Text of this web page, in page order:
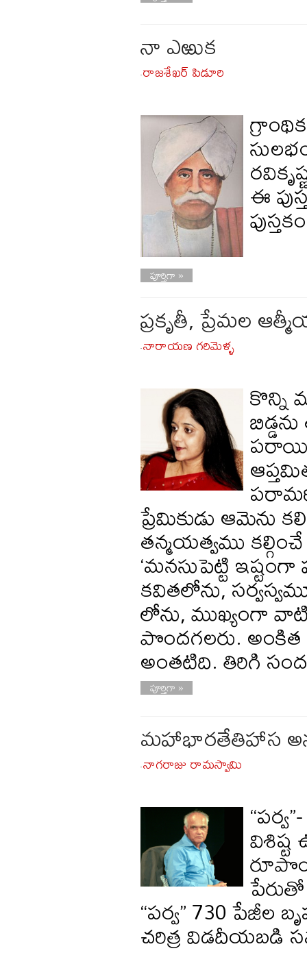
నా ఎఱుక
-రాజశేఖర్ పిడూరి
ఈ
పూర్తిగా »
ప్రకృతీ, ప్రేమల
-నారాయణ గరిమెళ్ళ
కొన్ని
పరాయి
ప్రేమికుడు ఆమెను
తన్మయత్వము
‘మనసుపెట్టి
కవితలోను,
లోను, ముఖ్యంగా వాటి
పొందగలరు.
అంతటిది. తిరిగి
పూర్తిగా »
మహాభారతేతిహాస
-నాగరాజు రామస్వామి
“పర్వ” 730 పేజీల
చరిత్ర విడదీయబడి